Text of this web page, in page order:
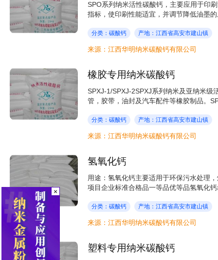
SPO系列纳米活性碳酸钙，主要应用于印
指标，使印刷性能适宜，并调节降低油墨
分类：碳酸钙 产地：江西省高安市建山镇
来源：江西华明纳米碳酸钙有限公司
橡胶专用纳米碳酸钙
SPXJ-1/SPXJ-2SPXJ系列纳米及亚纳米级
管，胶带，油封及汽车配件等橡胶制品。
分类：碳酸钙 产地：江西省高安市建山镇
来源：江西华明纳米碳酸钙有限公司
氢氧化钙
用途：氢氧化钙主要适用于环保污水处理
项目企业标准合格品一等品优等品氢氧化
分类：碳酸钙 产地：江西省高安市建山镇
来源：江西华明纳米碳酸钙有限公司
塑料专用纳米碳酸钙
×